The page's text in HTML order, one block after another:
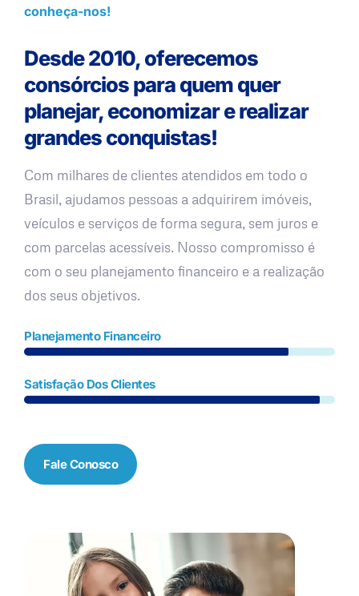
conheça-nos!
Desde 2010, oferecemos
consórcios para quem quer
planejar, economizar e realizar
grandes conquistas!
Com milhares de clientes atendidos em todo o
Brasil, ajudamos pessoas a adquirirem imóveis,
veículos e serviços de forma segura, sem juros e
com parcelas acessíveis. Nosso compromisso é
com o seu planejamento financeiro e a realização
dos seus objetivos.
Planejamento Financeiro
Satisfação Dos Clientes
Fale Conosco